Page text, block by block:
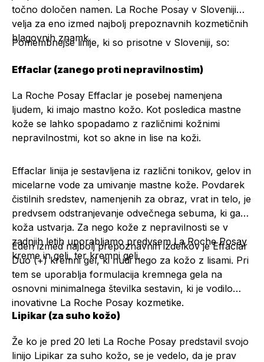
točno določen namen. La Roche Posay v Sloveniji
velja za eno izmed najbolj prepoznavnih kozmetičnih
blagovnih znamk.
Pomembnejše linije, ki so prisotne v Sloveniji, so:
Effaclar (zanego proti nepravilnostim)
La Roche Posay Effaclar je posebej namenjena
ljudem, ki imajo mastno kožo. Kot posledica mastne
kože se lahko spopadamo z različnimi kožnimi
nepravilnostmi, kot so akne in lise na koži.
Effaclar linija je sestavljena iz različni tonikov, gelov in
micelarne vode za umivanje mastne kože. Povdarek
čistilnih sredstev, namenjenih za obraz, vrat in telo, je
predvsem odstranjevanje odvečnega sebuma, ki ga
koža ustvarja. Za nego kože z nepravilnosti se v
zadnjih letih uporabljamo predvsem La Roche Posay
kreme in geli, ter kremni geli.
Eden izmed najbolj prepoznavnih izdelkov jeEffaclar
Duo (+) kremni gel, ki nudi nego za kožo z lisami. Pri
tem se uporablja formulacija kremnega gela na
osnovni minimalnega številka sestavin, ki je vodilo
inovativne La Roche Posay kozmetike.
Lipikar (za suho kožo)
Že ko je pred 20 leti La Roche Posay predstavil svojo
linijo Lipikar za suho kožo, se je vedelo, da je prav